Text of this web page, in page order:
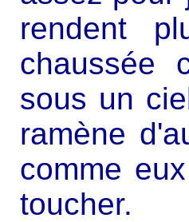
rendent
chaussée
sous un
ramène
comme
toucher.